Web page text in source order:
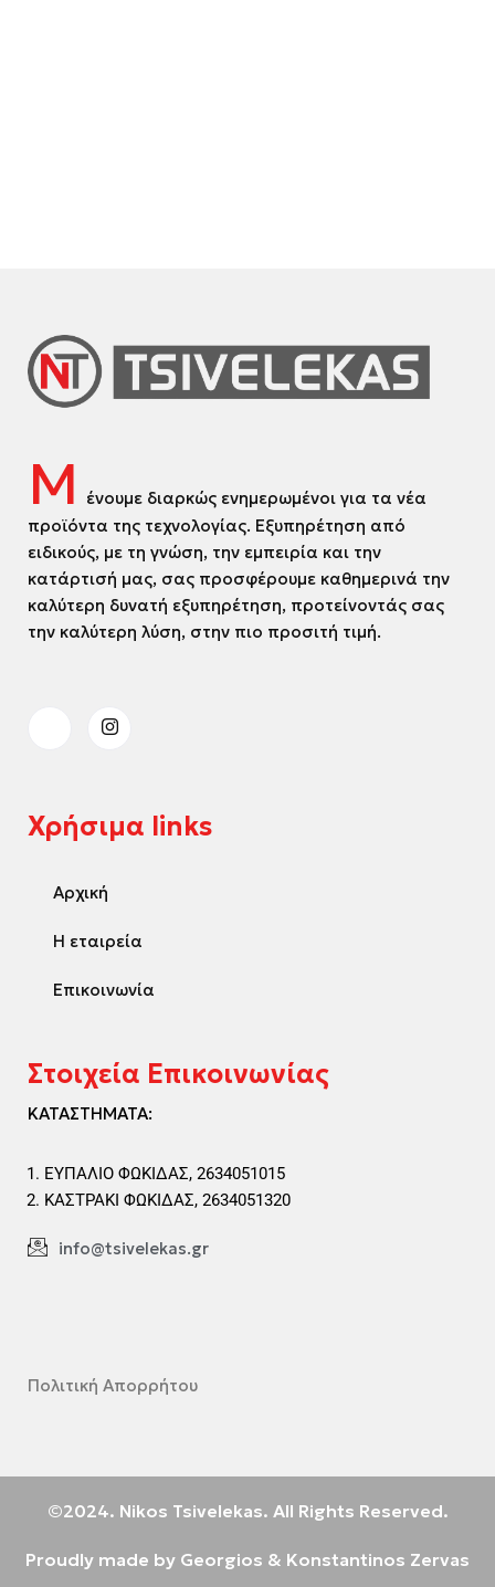
Μ
ένουμε διαρκώς ενημερωμένοι για τα νέα
προϊόντα της τεχνολογίας. Εξυπηρέτηση από
ειδικούς, με τη γνώση, την εμπειρία και την
κατάρτισή μας, σας προσφέρουμε καθημερινά την
καλύτερη δυνατή εξυπηρέτηση, προτείνοντάς σας
την καλύτερη λύση, στην πιο προσιτή τιμή.
Χρήσιμα links
Αρχική
Η εταιρεία
Επικοινωνία
Στοιχεία Επικοινωνίας
ΚΑΤΑΣΤΗΜΑΤΑ:
ΕΥΠΑΛΙΟ ΦΩΚΙΔΑΣ, 2634051015
ΚΑΣΤΡΑΚΙ ΦΩΚΙΔΑΣ, 2634051320
info@tsivelekas.gr
Πολιτική Απορρήτου
©2024. Nikos Tsivelekas. All Rights Reserved.
Proudly made by Georgios & Konstantinos Zervas